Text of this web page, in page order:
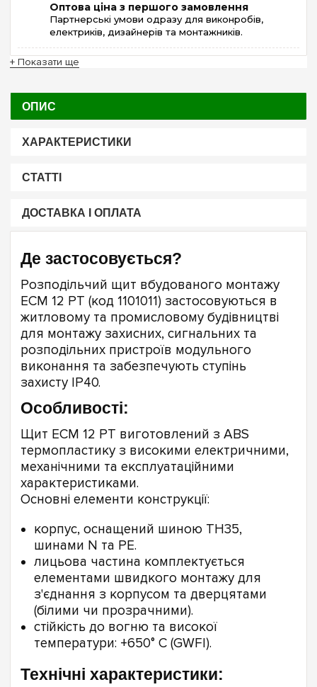
Оптова ціна з першого замовлення
Партнерські умови одразу для виконробів,
електриків, дизайнерів та монтажників.
+ Показати ще
ОПИС
ХАРАКТЕРИСТИКИ
СТАТТІ
ДОСТАВКА І ОПЛАТА
Де застосовується?
Розподільчий щит вбудованого монтажу
ECM 12 PT (код 1101011) застосовуються в
житловому та промисловому будівництві
для монтажу захисних, сигнальних та
розподільних пристроїв модульного
виконання та забезпечують ступінь
захисту ІР40.
Особливості:
Щит ECM 12 PT виготовлений з ABS
термопластику з високими електричними,
механічними та експлуатаційними
характеристиками.
Основні елементи конструкції:
корпус, оснащений шиною TH35,
шинами N та PE.
лицьова частина комплектується
елементами швидкого монтажу для
з'єднання з корпусом та дверцятами
(білими чи прозрачними).
стійкість до вогню та високої
температури: +650° С (GWFI).
Технічні характеристики: